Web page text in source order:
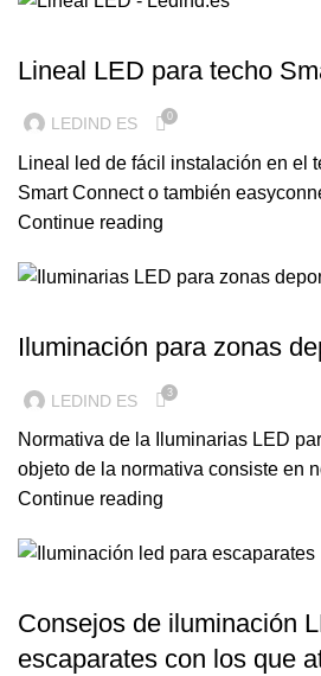
Lineal LED para techo
LEDIND ES 0
Lineal led de fácil instalación en el
Smart Connect o también
Continue reading
Iluminación para zonas
LEDIND ES 3
Normativa de la Iluminarias LED
objeto de la normativa consiste en
Continue reading
Consejos de iluminación
escaparates con los que